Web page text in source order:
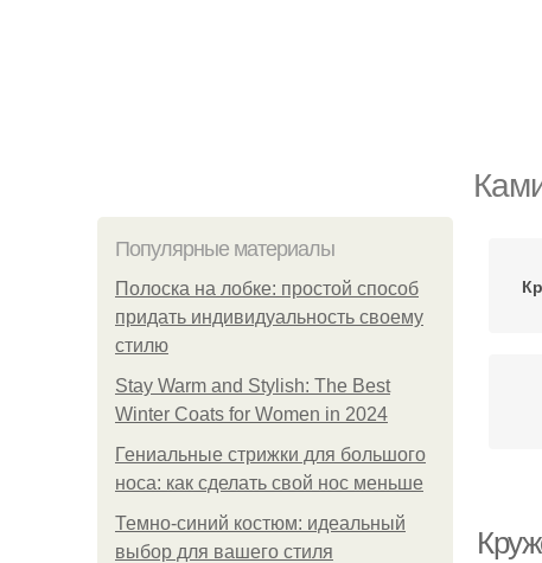
Популярные материалы
Полоска на лобке: простой способ
придать индивидуальность своему
стилю
Stay Warm and Stylish: The Best
Winter Coats for Women in 2024
Гениальные стрижки для большого
носа: как сделать свой нос меньше
Темно-синий костюм: идеальный
выбор для вашего стиля